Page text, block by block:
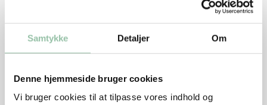
Samtykke Detaljer Om
Denne hjemmeside bruger cookies
Vi bruger cookies til at tilpasse vores indhold og
Tilsæt resten af ingredienserne og blend.
Smag evt. til med limesaft.
Energifordeling